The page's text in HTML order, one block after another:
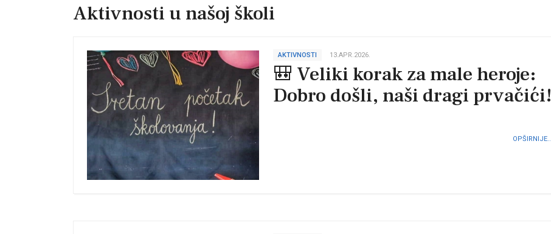
Aktivnosti u našoj školi
AKTIVNOSTI 13.APR.2026.
🎒 Veliki korak za male heroje:
Dobro došli, naši dragi prvačići!
OPŠIRNIJE...